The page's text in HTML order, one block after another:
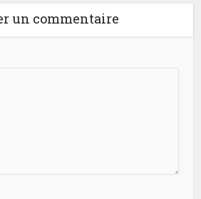
un commentaire